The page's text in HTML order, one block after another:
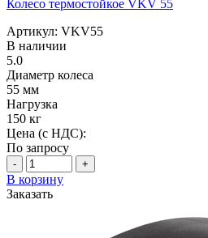
Колесо термостойкое VKV 55
Артикул: VKV55
В наличии
5.0
Диаметр колеса
55 мм
Нагрузка
150 кг
Цена (с НДС):
По запросу
- +
В корзину
Заказать